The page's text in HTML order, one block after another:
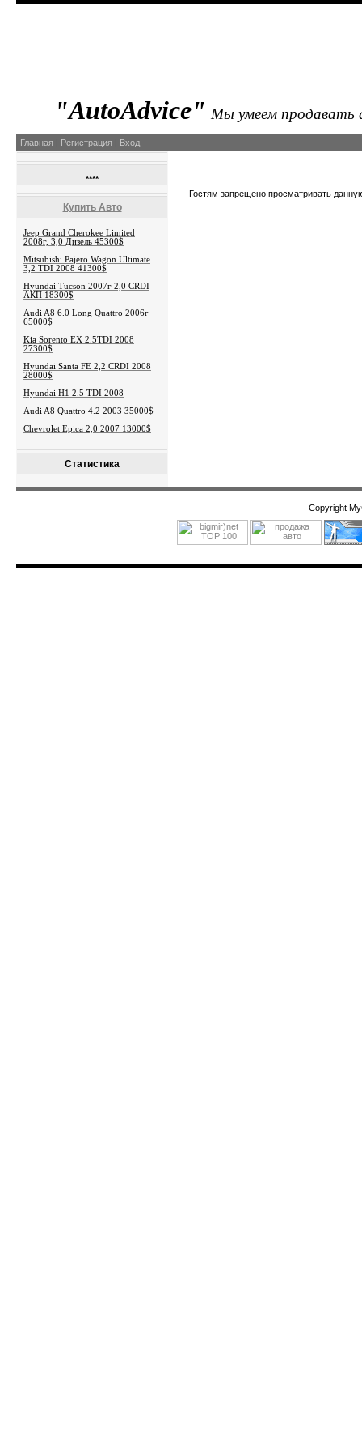
"AutoAdvice" Мы умеем
Главная | Регистрация | Вход
****
Купить Авто
Jeep Grand Cherokee Limited
2008г, 3,0 Дизель 45300$
Mitsubishi Pajero Wagon Ultimate
3,2 TDI 2008 41300$
Hyundai Tucson 2007г 2,0 CRDI
АКП 18300$
Audi A8 6.0 Long Quattro 2006г
65000$
Kia Sorento EX 2.5TDI 2008
27300$
Hyundai Santa FE 2,2 CRDI 2008
28000$
Hyundai H1 2.5 TDI 2008
Audi A8 Quattro 4.2 2003 35000$
Chevrolet Epica 2,0 2007 13000$
Статистика
Гостям запрещено просматривать
Copyright